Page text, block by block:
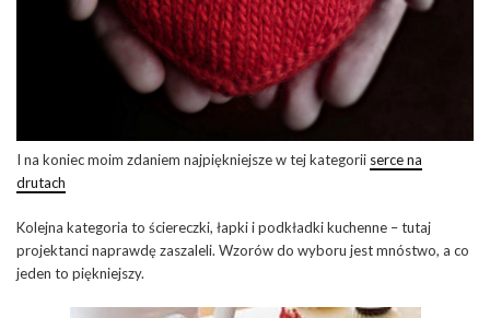
I na koniec moim zdaniem najpiękniejsze w tej kategorii serce na
drutach
Kolejna kategoria to ściereczki, łapki i podkładki kuchenne – tutaj
projektanci naprawdę zaszaleli. Wzorów do wyboru jest mnóstwo, a co
jeden to piękniejszy.